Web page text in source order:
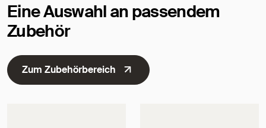
Eine Auswahl an passendem
Zubehör
Zum Zubehörbereich